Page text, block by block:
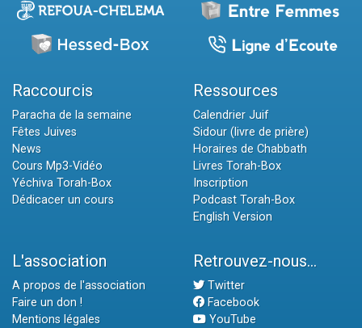
Raccourcis
Paracha de la semaine
Fêtes Juives
News
Cours Mp3-Vidéo
Yéchiva Torah-Box
Dédicacer un cours
Ressources
Calendrier Juif
Sidour (livre de prière)
Horaires de Chabbath
Livres Torah-Box
Inscription
Podcast Torah-Box
English Version
L'association
A propos de l'association
Faire un don !
Mentions légales
Retrouvez-nous...
Twitter
Facebook
YouTube